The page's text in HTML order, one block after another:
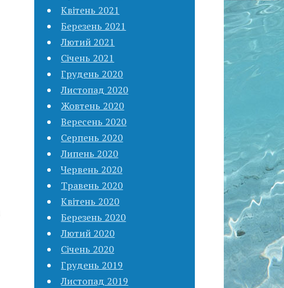
Квітень 2021
Березень 2021
Лютий 2021
Січень 2021
Грудень 2020
Листопад 2020
Жовтень 2020
Вересень 2020
Серпень 2020
Липень 2020
Червень 2020
Травень 2020
Квітень 2020
Березень 2020
Лютий 2020
Січень 2020
Грудень 2019
Листопад 2019